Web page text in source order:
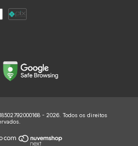
- 2026. Todos os direitos